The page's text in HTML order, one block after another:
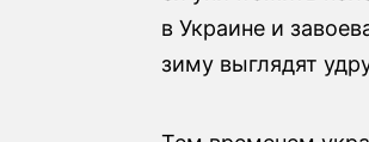
в Украине и
зиму выглядят